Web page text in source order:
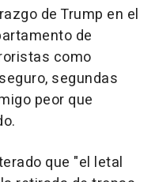
de Trump en el
de
como
segundas
peor que
que "el letal